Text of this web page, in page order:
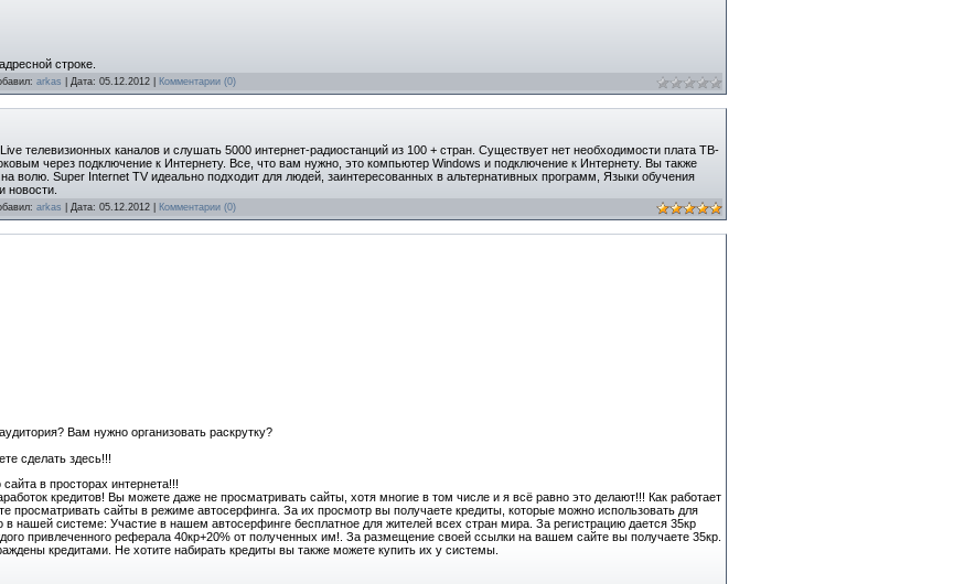
строке.
arkas | Дата: 05.12.2012 Комментарии (0)
телевизионных каналов и слушать 5000 интернет-радиостанций из 100 + стран. Существует нет необходимости плата ТВ-
через подключение к Интернету. Все, что вам нужно, это компьютер Windows и подключение к Интернету. Вы также
волю. Super Internet TV идеально подходит для людей, заинтересованных в альтернативных программ, Языки обучения
новости.
arkas | Дата: 05.12.2012 Комментарии (0)
Вам нужно организовать раскрутку?
сделать здесь!!!
в просторах интернета!!!
кредитов! Вы можете даже не просматривать сайты, хотя многие в том числе и я всё равно это делают!!! Как работает
просматривать сайты в режиме автосерфинга. За их просмотр вы получаете кредиты, которые можно использовать для
в нашей системе: Участие в нашем автосерфинге бесплатное для жителей всех стран мира. За регистрацию дается 35кр
привлеченного реферала 40кр+20% от полученных им!. За размещение своей ссылки на вашем сайте вы получаете 35кр.
кредитами. Не хотите набирать кредиты вы также можете купить их у системы.